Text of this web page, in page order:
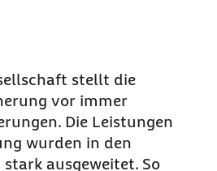
stellt die
vor immer
Die Leistungen
wurden in den
ausgeweitet. So